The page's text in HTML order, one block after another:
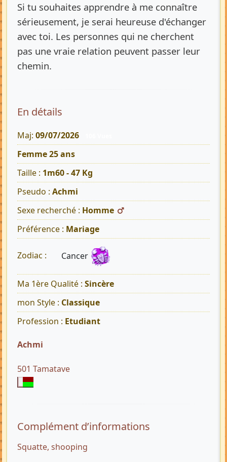
Si tu souhaites apprendre à me connaître
sérieusement, je serai heureuse d'échanger
avec toi. Les personnes qui ne cherchent
pas une vraie relation peuvent passer leur
chemin.
En détails
Maj: 09/07/2026
Femme 25 ans
Taille : 1m60 - 47 Kg
Pseudo : Achmi
Sexe recherché : Homme
Préférence : Mariage
Zodiac : Cancer
Ma 1ère Qualité : Sincère
mon Style : Classique
Profession : Etudiant
Achmi
501 Tamatave
Complément d’informations
Squatte, shooping